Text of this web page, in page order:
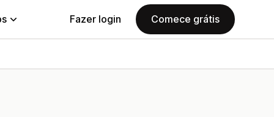
Fazer login Comece grátis